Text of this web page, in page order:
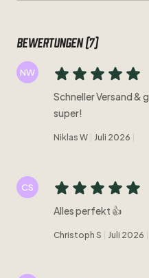
Patch
Bewertungen (7)
NW
Schneller Versand &
super!
Niklas W Juli 2026
CS
Alles perfekt 👍
Christoph S Juli 2026